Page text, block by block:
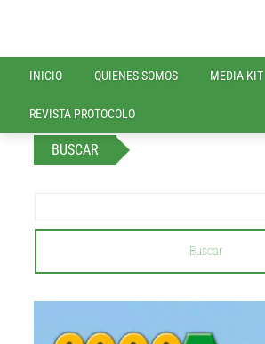
INICIO QUIENES SOMOS MEDIA KIT
REVISTA PROTOCOLO
BUSCAR
Buscar